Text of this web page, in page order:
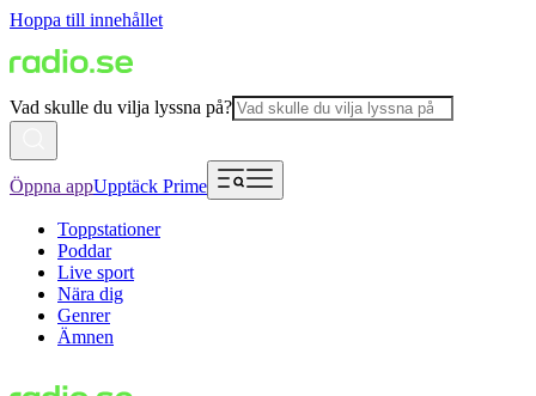
Hoppa till innehållet
Vad skulle du vilja lyssna på?
Öppna appUpptäck Prime
Toppstationer
Poddar
Live sport
Nära dig
Genrer
Ämnen